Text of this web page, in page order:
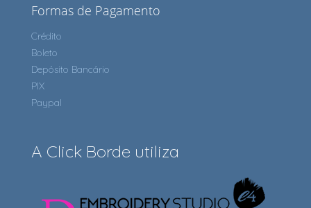
Formas de Pagamento
Crédito
Boleto
Depósito Bancário
PIX
Paypal
A Click Borde utiliza